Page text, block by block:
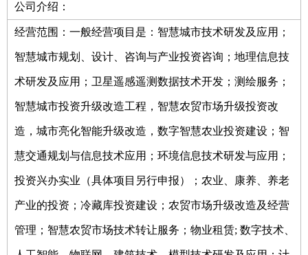
公司类型
公司介绍：
经营范围：一般经营项目是：智慧城市技术研发及应用；
智慧城市规划、设计、咨询与产业投资咨询；地理信息技
术研发及应用；卫星遥感遥测数据技术开发；测绘服务；
智慧城市投资升级改造工程，智慧农贸市场升级投资改
造，城市亮化智能升级改造，数字智慧农业投资建设；智
慧交通规划与信息技术应用；环境信息技术研发与应用；
投资兴办实业（具体项目另行申报）；农业、康养、养老
产业的投资；冷藏库投资建设；农贸市场升级改造及经营
管理；智慧农贸市场技术转让服务；物业租赁; 数字技术、